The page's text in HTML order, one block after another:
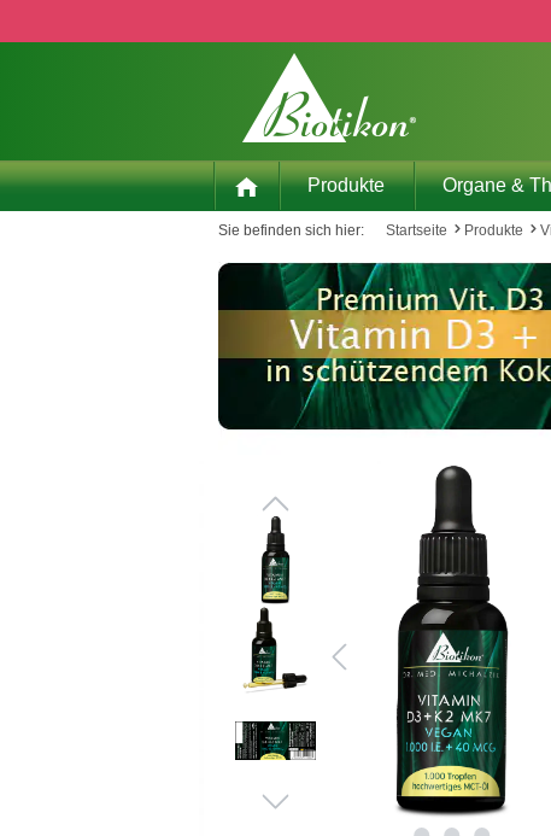
Produkte Organe &
Sie befinden sich hier: Startseite Produkte